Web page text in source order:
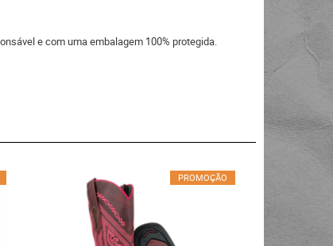
e com uma embalagem 100% protegida.
PROMOÇÃO